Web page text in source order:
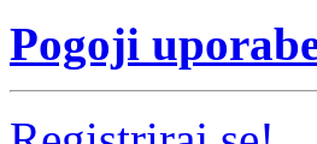
Pogoji